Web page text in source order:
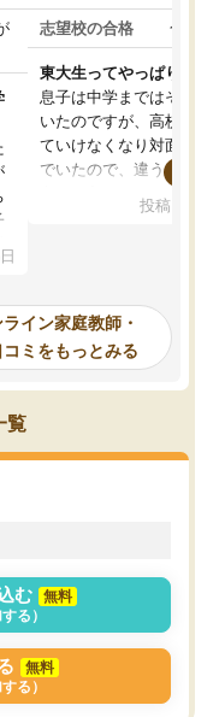
志望校の合格 合格
東大生ってやっぱりすご
息子は中学まではそこそ
いたのですが、高校に入
ていけなくなり対面の塾
でいたので、違うアプロ
で、当初は模試でD判定
自習室が毎日使えていつ
るのが心強かったよう
謝です。
投稿日：
イン家庭教師・
ミをもっとみる
覧
む
無料
る）
無料
る）